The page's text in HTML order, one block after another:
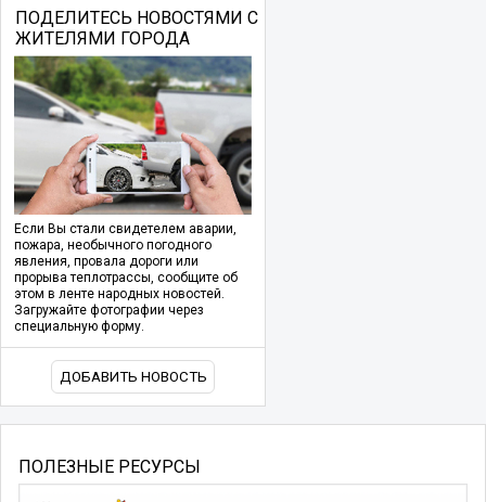
ПОДЕЛИТЕСЬ НОВОСТЯМИ С
ЖИТЕЛЯМИ ГОРОДА
Если Вы стали свидетелем аварии,
пожара, необычного погодного
явления, провала дороги или
прорыва теплотрассы, сообщите об
этом в ленте народных новостей.
Загружайте фотографии через
специальную форму.
ДОБАВИТЬ НОВОСТЬ
ПОЛЕЗНЫЕ РЕСУРСЫ